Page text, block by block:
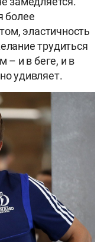
более
эластичность
трудиться
– и в беге, и в
удивляет.